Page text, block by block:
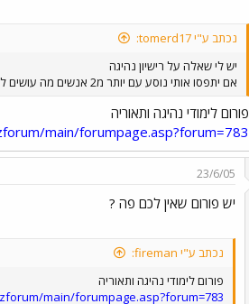
נכתב ע"י tomerd17:
יש לי שאלה על רישיון נהיגה
אם יתפסו אותי נוסע עם יותר מ2 אנשים מה עושים לי ?
פורום לימודי נהיגה ותאוריה
main/forumpage.asp?forum=783
23/6/05
יש פורום שאין לכם פה ?
נכתב ע"י fireman:
פורום לימודי נהיגה ותאוריה
main/forumpage.asp?forum=783